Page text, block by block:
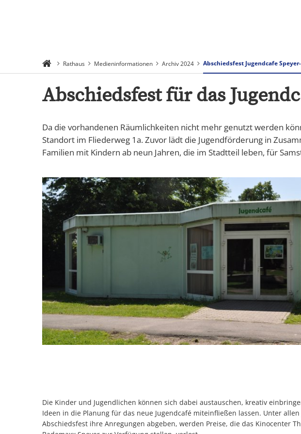
Rathaus Medieninformationen Archiv 2024 Abschiedsfest Jugendcafe
Abschiedsfest für das
Da die vorhandenen Räumlichkeiten nicht mehr genutzt werden
Standort im Fliederweg 1a. Zuvor lädt die Jugendförderung in
Familien mit Kindern ab neun Jahren, die im Stadtteil leben, für
Die Kinder und Jugendlichen können sich dabei austauschen, kreativ
Ideen in die Planung für das neue Jugendcafé miteinfließen lassen. Unter
Abschiedsfest ihre Anregungen abgeben, werden Preise, die das Kinocenter